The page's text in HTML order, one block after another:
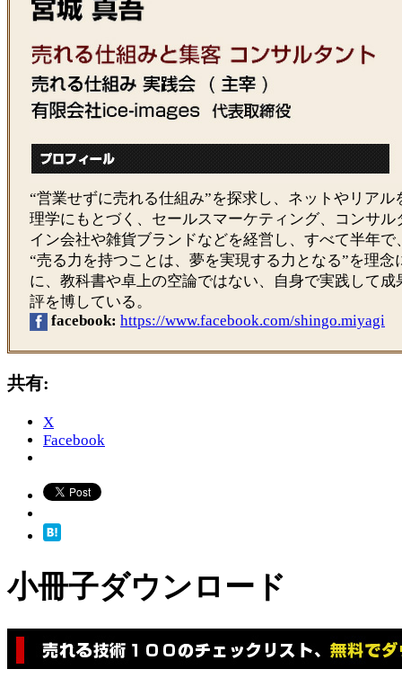
“営業せずに売れる仕組み”を探求し、ネットやリア
理学にもとづく、セールスマーケティング、コンサ
イン会社や雑貨ブランドなどを経営し、すべて半年
“売る力を持つことは、夢を実現する力となる”を理
に、教科書や卓上の空論ではない、自身で実践して
評を博している。
facebook: https://www.facebook.com/shingo.miyagi
共有:
X
Facebook
小冊子ダウンロード